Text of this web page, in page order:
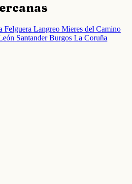
Felguera Langreo Mieres del Camino
SantanderBurgos La Coruña